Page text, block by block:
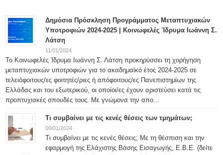
Δημόσια Πρόσκληση Προγράμματος Μεταπτυχιακών
Υποτροφιών 2024-2025 | Κοινωφελές Ίδρυμα Ιωάννη Σ.
Λάτση
11/01/2024
Το Κοινωφελές Ίδρυμα Ιωάννη Σ. Λάτση προκηρύσσει τη χορήγηση
μεταπτυχιακών υποτροφιών για το ακαδημαϊκό έτος 2024-2025 σε
τελειόφοιτους/ες φοιτητές/ριες ή απόφοιτους/ες Πανεπιστημίων της
Ελλάδας και του εξωτερικού, οι οποίοι/ες έχουν αριστεύσει κατά τις
προπτυχιακές σπουδές τους. Με γνώμονα την απο...
Τι συμβαίνει με τις κενές θέσεις των τμημάτων;
09/01/2024
Τι συμβαίνει με τις κενές θέσεις; Με τη θέσπιση και την
εφαρμογή της Ελάχιστης Βάσης Εισαγωγής, Ε.Β.Ε. (δείτε